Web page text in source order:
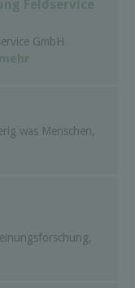
Feldservice
GmbH
mehr
was Menschen,